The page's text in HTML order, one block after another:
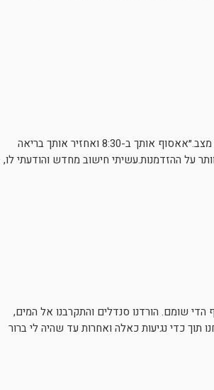
״אני רוצה שתתני לי בוקר״, הוא ביקש.אני בתקופה מאתגרת, מתרוצצת, מתזזת ועובדת בין לבין לבין. אין מצב.״אאסוף אותך ב-8:30 ואחזיר אותך בריאה
לוותר על ההזדמנות.עשיתי חישוב מחדש והודעתי לו,
הדי שומם. הורדנו סנדלים והתקרבנו אל המים,
תוך כדי נגיעות כאלה ואחרות עד שהיה לי ברור